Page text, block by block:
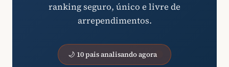
ranking seguro, único e livre de
arrependimentos.
🌙 10 pais analisando agora